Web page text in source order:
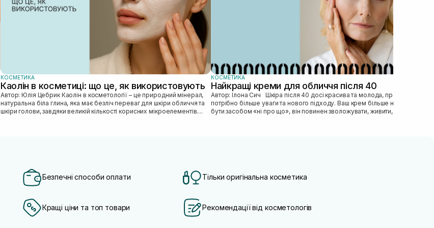
КОСМЕТИКА
Каолін в косметиці: що це, як використовують
Автор: Юлія Цебрик Каолін в косметології – це природний мінерал,
натуральна біла глина, яка має безліч переваг для шкіри обличчя та
шкіри голови, завдяки великій кількості корисних мікроелементів....
КОСМЕТИКА
Найкращі креми для обличчя після 40
Автор: Ілона Сич Шкіра після 40 досі красива та молода, просто їй
потрібно більше уваги та нового підходу. Ваш крем більше не може
бути засобом «ні про що», він повинен зволожувати, живити, покр...
Безпечні способи оплати Тільки оригінальна косметика
Кращі ціни та топ товари Рекомендації від косметологів